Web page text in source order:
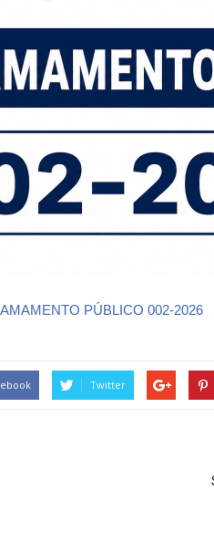
PÚBLICO 002-2026
Twitter